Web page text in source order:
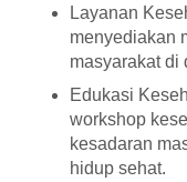
Layanan
menyediakan
masyarakat di
Edukasi
workshop
kesadaran
hidup sehat.